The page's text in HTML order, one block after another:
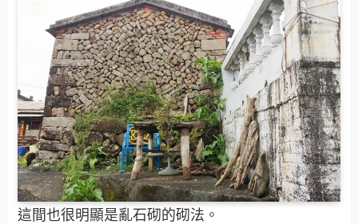
這間也很明顯是亂石砌的砌法。